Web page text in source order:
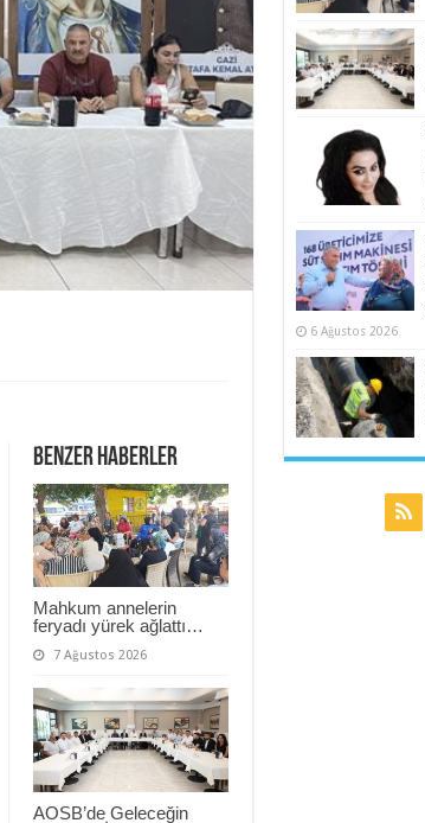
Benzer Haberler
Mahkum annelerin
feryadı yürek ağlattı…
7 Ağustos 2026
AOSB’de Geleceğin
6 Ağustos 2026